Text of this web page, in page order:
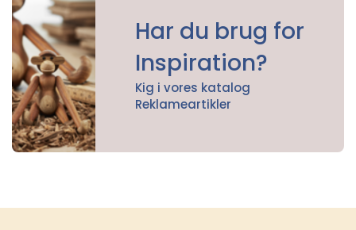
Har du brug for
Inspiration?
Kig i vores katalog
Reklameartikler